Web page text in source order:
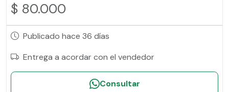
$ 80.000
Publicado hace 36 días
Entrega a acordar con el vendedor
Consultar